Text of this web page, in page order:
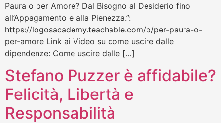
Paura o per Amore? Dal Bisogno al Desiderio fino
all’Appagamento e alla Pienezza.”:
https://logosacademy.teachable.com/p/per-paura-o-
per-amore Link ai Video su come uscire dalle
dipendenze: Come uscire dalle […]
Stefano Puzzer è affidabile?
Felicità, Libertà e
Responsabilità